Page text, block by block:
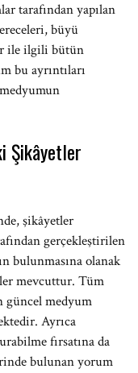
tarafından yapılan
büyü
ile ilgili bütün
bu ayrıntıları
Şikâyetler
şikâyetler
gerçekleştirilen
bulunmasına olanak
mevcuttur. Tüm
güncel medyum
Ayrıca
fırsatına da
bulunan yorum